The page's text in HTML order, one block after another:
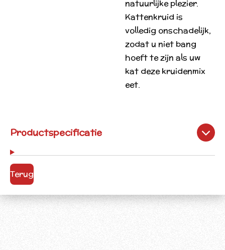
natuurlijke plezier.
Kattenkruid is
volledig onschadelijk,
zodat u niet bang
hoeft te zijn als uw
kat deze kruidenmix
eet.
Productspecificatie
Terug